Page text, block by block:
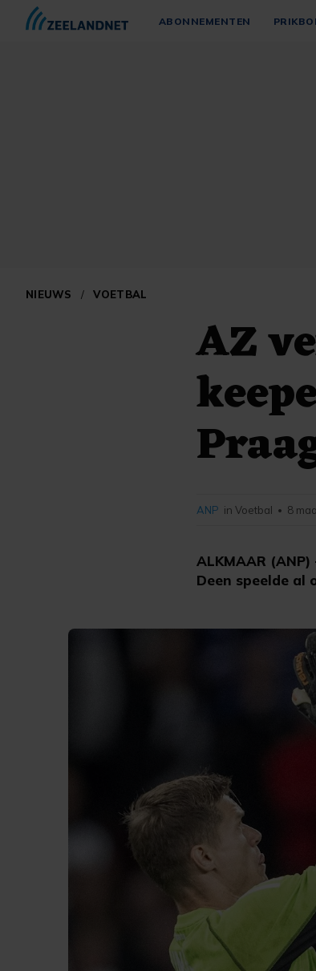
ABONNEMENTEN
NIEUWS / VOETBAL
AZ
ALKMAAR
Deen speelde al
ANP in Voetbal • 8